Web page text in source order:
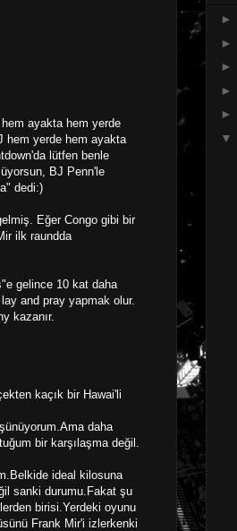
ayakta hem yerde
hem yerde hem ayakta
lütfen benle
BJ Penn'le
dedi:)
Eğer Congo gibi bir
ilk raundda
gelince 10 kat daha
lay and pray yapmak olur.
kazanır.
kaçık bir Hawai'li
daha
bir karşılaşma değil.
ideal kilosuna
sanki durumu.Fakat şu
birisi.Yerdeki oyunu
Frank Mir'i izlerkenki
►
►
►
►
►
▼